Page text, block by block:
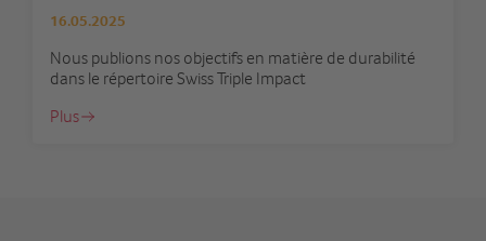
16.05.2025
Nous publions nos objectifs en matière de durabilité
dans le répertoire Swiss Triple Impact
Plus